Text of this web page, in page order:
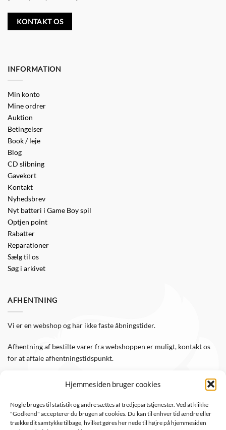
Hjemmesiden bruger cookies
Nogle bruges til statistik og andre sættes af tredjepartstjenester. Ved at klikke
"Godkend" accepterer du brugen af cookies. Du kan til enhver tid ændre eller
trække dit samtykke tilbage, hvilket gøres her nede til højre på hjemmesiden
KONTAKT OS
INFORMATION
Min konto
Mine ordrer
Auktion
Betingelser
Book / leje
Blog
CD slibning
Gavekort
Kontakt
Nyhedsbrev
Nyt batteri i Game Boy spil
Optjen point
Rabatter
Reparationer
Sælg til os
Søg i arkivet
AFHENTNING
Vi er en webshop og har ikke faste åbningstider.
Afhentning af bestilte varer fra webshoppen er muligt, kontakt os
for at aftale afhentningstidspunkt.
Følg WTS Retro på de sociale medier, så er du altid opdateret.